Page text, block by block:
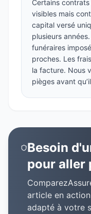
Certains
visibles mais
capital versé
plusieurs
funéraires
proches. Les
la facture. Nous
pièges avant
Besoin
pour aller
article en
adapté à votre